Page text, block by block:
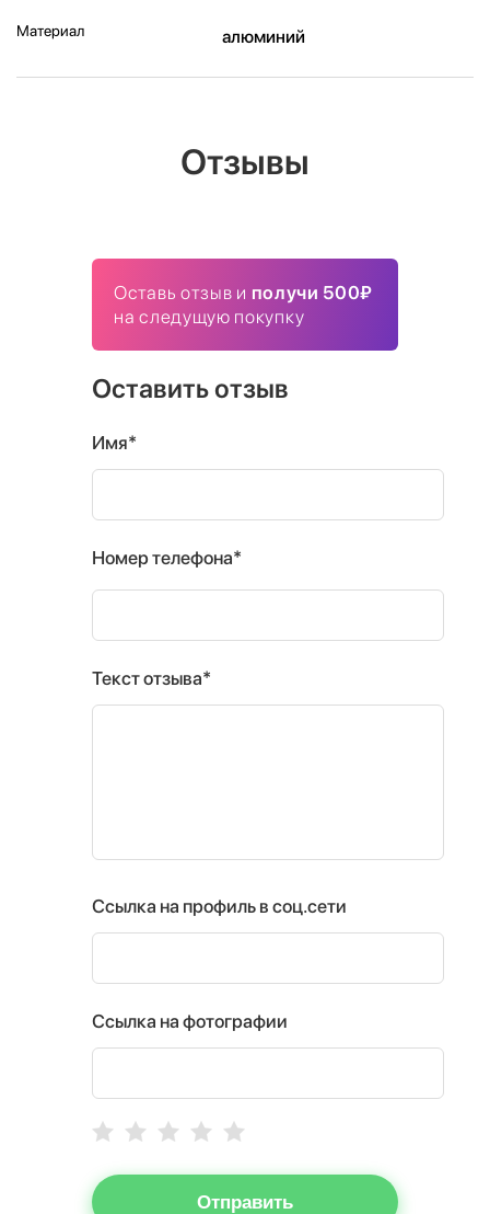
Материал алюминий
Отзывы
Оставь отзыв и получи 500₽
на следущую покупку
Оставить отзыв
Имя*
Номер телефона*
Текст отзыва*
Ссылка на профиль в соц.сети
Ссылка на фотографии
Отправить